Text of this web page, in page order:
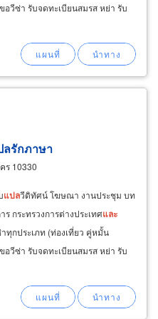
อวีซ่า รับจดทะเบียนสมรส หย่า รับ
ลรักภาษา
ร 10330
แปลวีดิทัศน์ โฆษณา งานประชุม บท
ร กระทรวงการต่างประเทศและ
ทุกประเภท (ท่องเที่ยว คู่หมั้น
อวีซ่า รับจดทะเบียนสมรส หย่า รับ